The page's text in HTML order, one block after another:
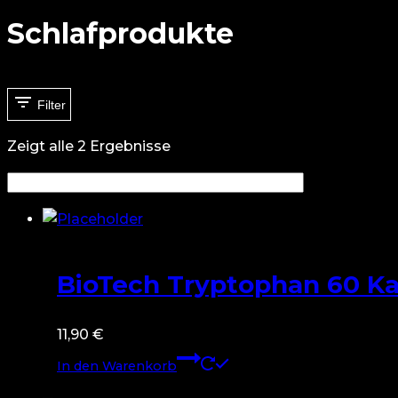
Schlafprodukte
Filter
Zeigt alle 2 Ergebnisse
BioTech Tryptophan 60
11,90 €
In den Warenkorb